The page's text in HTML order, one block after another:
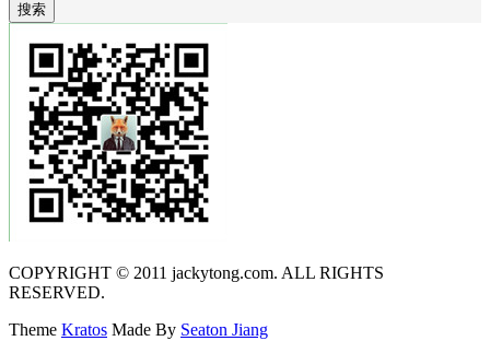
搜索
COPYRIGHT © 2011 jackytong.com. ALL RIGHTS
RESERVED.
Theme Kratos Made By Seaton Jiang